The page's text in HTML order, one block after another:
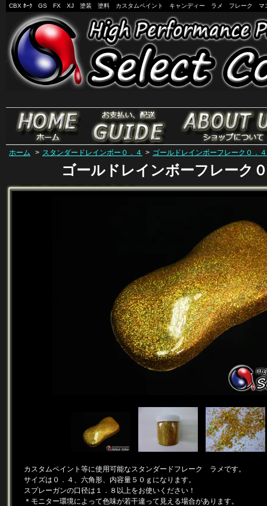
CBX ﾎｰｸ GS FX XJ 塗装 塗料 カスタムペイント キャンディー ラメ フレーク マ
ホーム > スタンダードレインボー０．４ > ゴールドレインボーフレーク０．
ゴールドレインボーフレーク
カスタムペイント等に使用可能なスタンダードフレーク ラメです。
サイズは０．４、六角形、内容量５０ｇになります。
スプレーガンの口径は１．８以上をお使いください！
＊モニター環境によって色味が若干違って見える場合があります。